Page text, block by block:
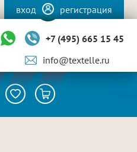
вход регистрация
+7 (495) 665 15 45
info@textelle.ru